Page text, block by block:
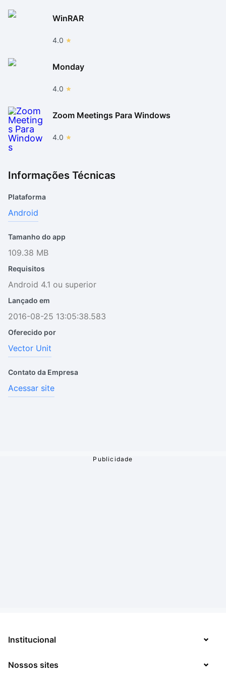
bem feitos, os sons ajudam no meio das partidas e ele
pode ser adaptado para qualquer ritmo de jogador.
Ou seja: definitivamente vale a pena dar uma chance
para esse joguinho! Como ele é exclusivamente pago,
você precisa de um cartão de crédito ou de saldo na
conta do Google Play para conseguir comprá-lo, mas
em até duas horas, se você não gostar da jogatina.
WinRAR
4.0
Monday
4.0
Zoom Meetings Para Windows
4.0
Informações Técnicas
Plataforma
Android
Tamanho do app
109.38 MB
Requisitos
Android 4.1 ou superior
Lançado em
2016-08-25 13:05:38.583
Oferecido por
Vector Unit
Contato da Empresa
Acessar site
Institucional
Sobre
Nossos sites